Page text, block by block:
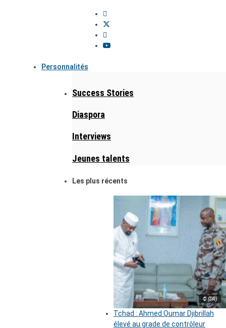
Personnalités
Success Stories
Diaspora
Interviews
Jeunes talents
Les plus récents
© (DR)
Tchad : Ahmed Oumar Djibrillah
élevé au grade de contrôleur